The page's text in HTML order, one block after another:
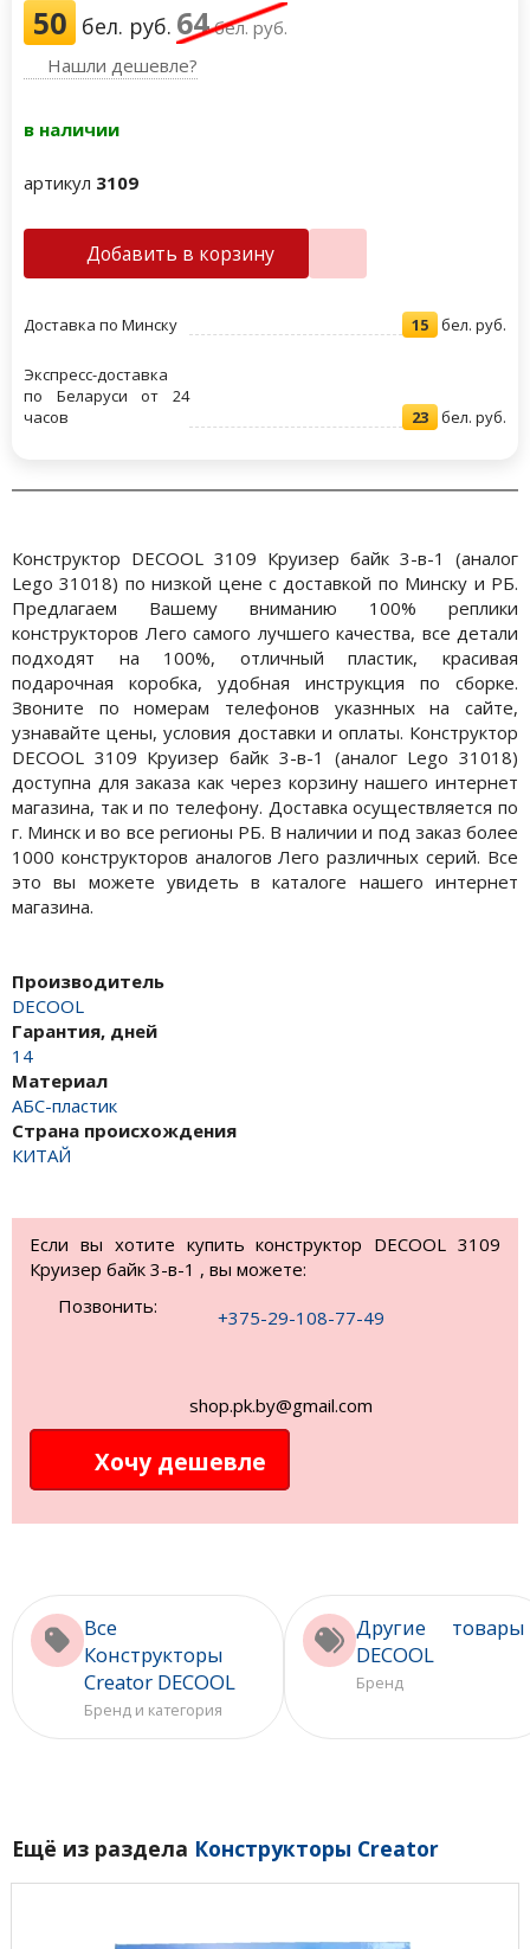
50 бел. руб. 64бел. руб.
Нашли дешевле?
в наличии
артикул 3109
Добавить в корзину
Доставка по Минску 15 бел. руб.
Экспресс-доставка
по Беларуси от 24
часов
23 бел. руб.
Конструктор DECOOL 3109 Круизер байк 3-в-1 (аналог
Lego 31018) по низкой цене с доставкой по Минску и РБ.
Предлагаем Вашему вниманию 100% реплики
конструкторов Лего самого лучшего качества, все детали
подходят на 100%, отличный пластик, красивая
подарочная коробка, удобная инструкция по сборке.
Звоните по номерам телефонов указнных на сайте,
узнавайте цены, условия доставки и оплаты. Конструктор
DECOOL 3109 Круизер байк 3-в-1 (аналог Lego 31018)
доступна для заказа как через корзину нашего интернет
магазина, так и по телефону. Доставка осуществляется по
г. Минск и во все регионы РБ. В наличии и под заказ более
1000 конструкторов аналогов Лего различных серий. Все
это вы можете увидеть в каталоге нашего интернет
магазина.
Производитель
DECOOL
Гарантия, дней
14
Материал
АБС-пластик
Страна происхождения
КИТАЙ
Если вы хотите купить конструктор DECOOL 3109
Круизер байк 3-в-1 , вы можете:
Позвонить:
+375-29-108-77-49
shop.pk.by@gmail.com
Хочу дешевле
Все
Конструкторы
Creator DECOOL
Бренд и категория
Другие товары
DECOOL
Бренд
Ещё из раздела Конструкторы Creator